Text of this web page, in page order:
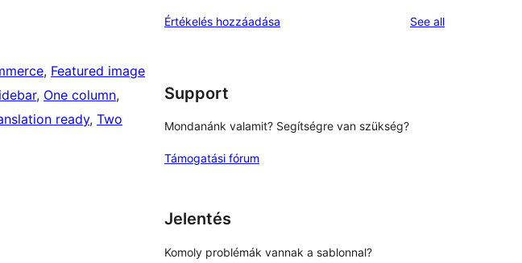
, Featured image
, One column
ready, Two
reviews
star
Értékelés hozzáadása See allreviews
Support
Mondanánk valamit? Segítségre van szükség?
Támogatási fórum
Jelentés
Komoly problémák vannak a sablonnal?